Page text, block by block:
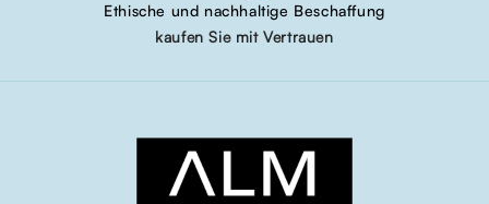
Ethische und nachhaltige Beschaffung
kaufen Sie mit Vertrauen